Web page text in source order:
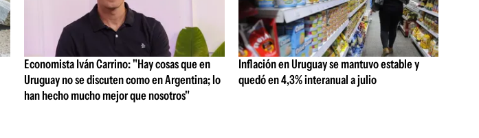
Economista Iván Carrino: "Hay cosas que en
Uruguay no se discuten como en Argentina; lo
han hecho mucho mejor que nosotros"
Inflación en Uruguay se mantuvo estable y
quedó en 4,3% interanual a julio